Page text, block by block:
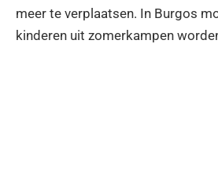
meer te verplaatsen. In Burgos
kinderen uit zomerkampen